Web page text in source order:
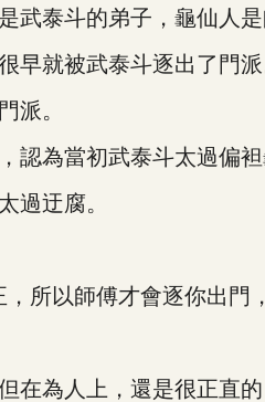
泰斗的弟子，龜仙人是
就被武泰斗逐出了門派
。
為當初武泰斗太過偏袒
迂腐。
以師傅才會逐你出門
為人上，還是很正直的